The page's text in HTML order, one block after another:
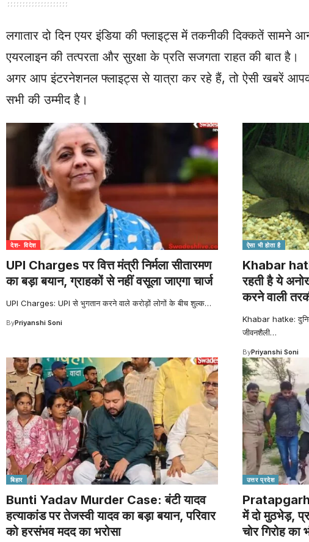
लगातार दो दिन एयर इंडिया की फ्लाइट्स में तकनीकी दिक्कतें सामने
एयरलाइन की तत्परता और सुरक्षा के प्रति सजगता राहत की बात है।
अगर आप इंटरनेशनल फ्लाइट्स से यात्रा कर रहे हैं, तो ऐसी खबरें
सभी की उम्मीद है।
देश- विदेश
UPI Charges पर वित्त मंत्री निर्मला सीतारमण
का बड़ा बयान, ग्राहकों से नहीं वसूला जाएगा चार्ज
UPI Charges: UPI से भुगतान करने वाले करोड़ों लोगों के बीच शुल्क…
ByPriyanshi Soni
ऐसा भी होता है
Khabar
रहती है ये
करने वाली
Khabar hatke:
जीवनशैली…
ByPriyanshi Soni
बिहार
Bunti Yadav Murder Case: बंटी यादव
हत्याकांड पर तेजस्वी यादव का बड़ा बयान, परिवार
को हरसंभव मदद का भरोसा
उत्तर प्रदेश
में दो मुठभेड़,
चोर गिरोह का